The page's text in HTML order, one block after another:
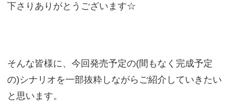
下さりありがとうございます☆
そんな皆様に、今回発売予定の(間もなく完成予定
の)シナリオを一部抜粋しながらご紹介していきたい
と思います。